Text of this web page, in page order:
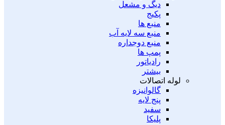
دیگ و مشعل
پکیج
منبع ها
منبع سه لایه آب
منبع دوجداره
پمپ ها
رادیاتور
بیشتر
لوله اتصالات
گالوانیزه
پنج لایه
سفید
پلیکا